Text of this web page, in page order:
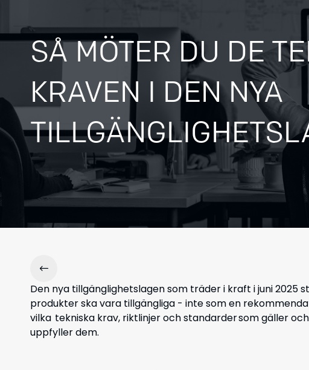
SÅ MÖTER DU DE
KRAVEN I DEN NYA
Den nya tillgänglighetslagen som träder i kraft i juni
produkter ska vara tillgängliga - inte som en
vilka tekniska krav, riktlinjer och standardersom gäller
uppfyller dem.